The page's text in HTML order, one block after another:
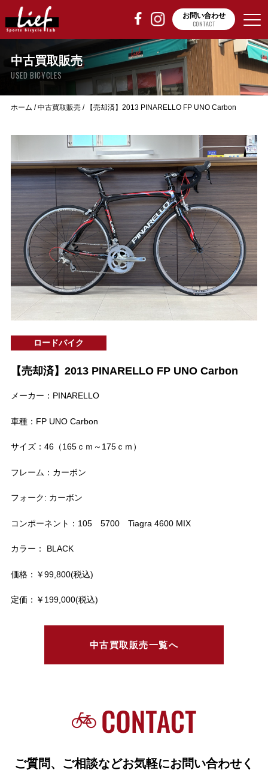
お問い合わせ
CONTACT
中古買取販売
USED BICYCLES
ホーム /中古買取販売/ 【売却済】2013 PINARELLO FP UNO Carbon
ロードバイク
【売却済】2013 PINARELLO FP UNO Carbon
メーカー：PINARELLO
車種：FP UNO Carbon
サイズ：46（165ｃｍ～175ｃｍ）
フレーム：カーボン
フォーク: カーボン
コンポーネント：105 5700 Tiagra 4600 MIX
カラー： BLACK
価格：￥99,800(税込)
定価：￥199,000(税込)
中古買取販売一覧へ
ご質問、ご相談などお気軽にお問い合わせく